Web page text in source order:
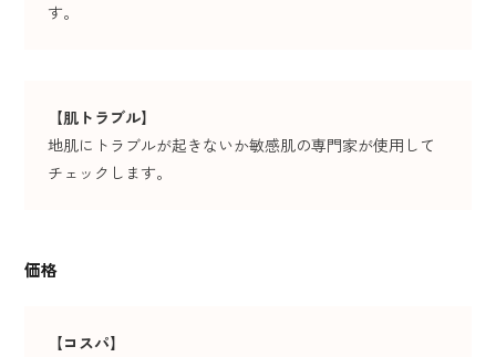
す。
【肌トラブル】
地肌にトラブルが起きないか敏感肌の専門家が使用して
チェックします。
価格
【コスパ】